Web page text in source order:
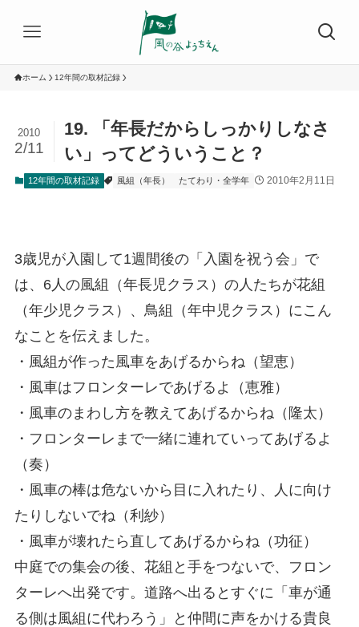
ホーム 12年間の取材記録
19. 「年長だからしっかりしなさ
い」ってどういうこと？
2010
2/11
12年間の取材記録 風組（年長） たてわり・全学年 2010年2月11日
3歳児が入園して1週間後の「入園を祝う会」で
は、6人の風組（年長児クラス）の人たちが花組
（年少児クラス）、鳥組（年中児クラス）にこん
なことを伝えました。
・風組が作った風車をあげるからね（望恵）
・風車はフロンターレであげるよ（恵雅）
・風車のまわし方を教えてあげるからね（隆太）
・フロンターレまで一緒に連れていってあげるよ
（奏）
・風車の棒は危ないから目に入れたり、人に向け
たりしないでね（利紗）
・風車が壊れたら直してあげるからね（功征）
中庭での集会の後、花組と手をつないで、フロン
ターレへ出発です。道路へ出るとすぐに「車が通
る側は風組に代わろう」と仲間に声をかける貴良